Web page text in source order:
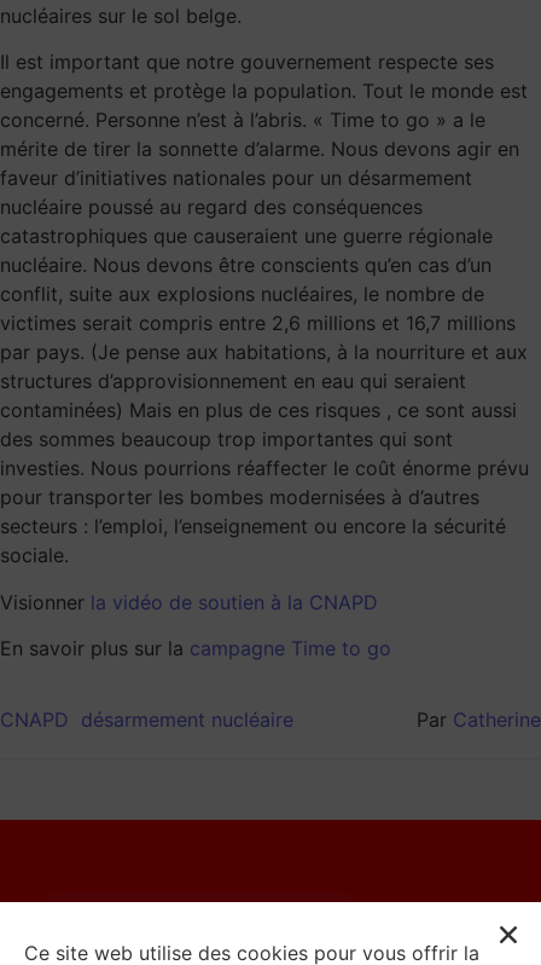
nucléaires sur le sol belge.
Il est important que notre gouvernement respecte ses
engagements et protège la population. Tout le monde est
concerné. Personne n’est à l’abris. « Time to go » a le
mérite de tirer la sonnette d’alarme. Nous devons agir en
faveur d’initiatives nationales pour un désarmement
nucléaire poussé au regard des conséquences
catastrophiques que causeraient une guerre régionale
nucléaire. Nous devons être conscients qu’en cas d’un
conflit, suite aux explosions nucléaires, le nombre de
victimes serait compris entre 2,6 millions et 16,7 millions
par pays. (Je pense aux habitations, à la nourriture et aux
structures d’approvisionnement en eau qui seraient
contaminées) Mais en plus de ces risques , ce sont aussi
des sommes beaucoup trop importantes qui sont
investies. Nous pourrions réaffecter le coût énorme prévu
pour transporter les bombes modernisées à d’autres
secteurs : l’emploi, l’enseignement ou encore la sécurité
sociale.
Visionner la vidéo de soutien à la CNAPD
En savoir plus sur la campagne Time to go
CNAPD désarmement nucléaire Par Catherine
Ce site web utilise des cookies pour vous offrir la